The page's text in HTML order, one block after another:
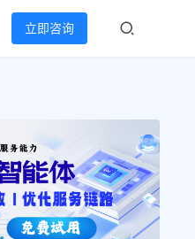
立即咨询